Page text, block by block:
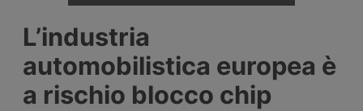
attività europee dopo l’uscita di tre dirigenti
senior, mentre Londra e Anversa registrano
volumi record e il gruppo prosegue gli
investimenti tra Svizzera, Golfo, Siria e
Regno Unito.
L’industria
automobilistica europea è
a rischio blocco chip